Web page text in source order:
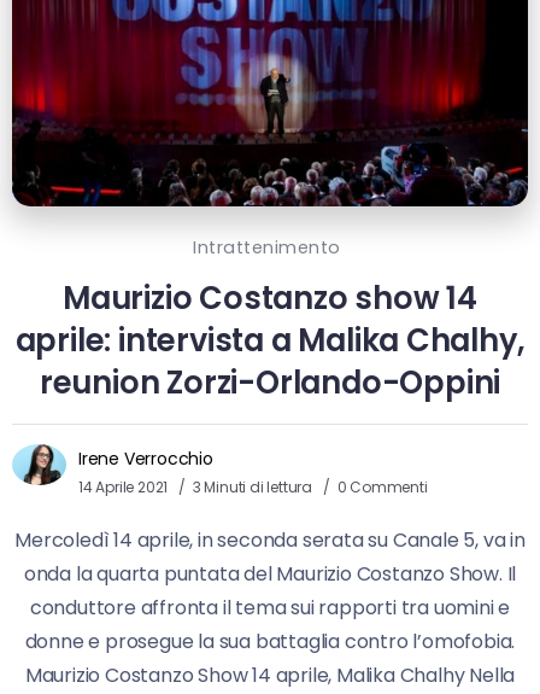
Intrattenimento
Maurizio Costanzo show 14
aprile: intervista a Malika Chalhy,
reunion Zorzi-Orlando-Oppini
Irene Verrocchio
14 Aprile 2021 3 Minuti di lettura 0 Commenti
Mercoledì 14 aprile, in seconda serata su Canale 5, va in
onda la quarta puntata del Maurizio Costanzo Show. Il
conduttore affronta il tema sui rapporti tra uomini e
donne e prosegue la sua battaglia contro l’omofobia.
Maurizio Costanzo Show 14 aprile, Malika Chalhy Nella